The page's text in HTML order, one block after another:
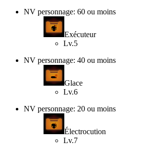
NV personnage: 60 ou moins
Exécuteur
Lv.5
NV personnage: 40 ou moins
Glace
Lv.6
NV personnage: 20 ou moins
Électrocution
Lv.7